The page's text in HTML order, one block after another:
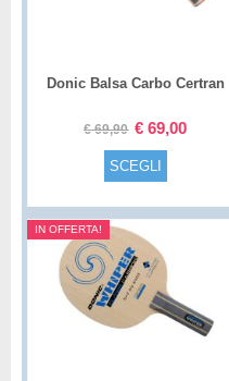
Donic Balsa Carbo Certran
€69,90 € 69,00
SCEGLI
IN OFFERTA!